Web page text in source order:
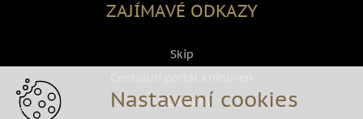
ZAJÍMAVÉ ODKAZY
Skip
Megaknihy
Nastavení cookies